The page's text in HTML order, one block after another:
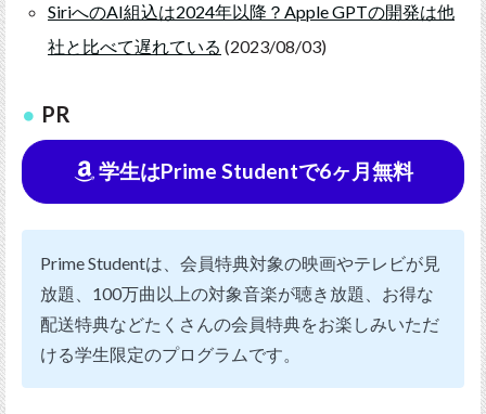
SiriへのAI組込は2024年以降？Apple GPTの開発は他
社と比べて遅れている (2023/08/03)
PR
学生はPrime Studentで6ヶ月無料
Prime Studentは、会員特典対象の映画やテレビが見
放題、100万曲以上の対象音楽が聴き放題、お得な
配送特典などたくさんの会員特典をお楽しみいただ
ける学生限定のプログラムです。